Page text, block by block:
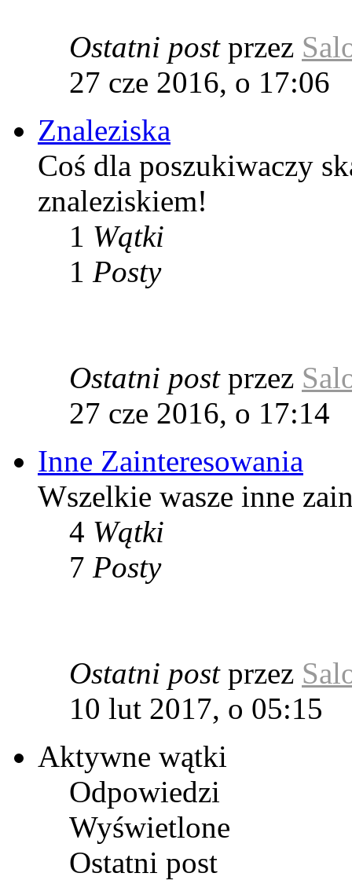
Ostatni postprzez
27 cze 2016, o 17:06
Znaleziska
Coś dla poszukiwaczy
znaleziskiem!
1 Wątki
1 Posty
Ostatni postprzez
27 cze 2016, o 17:14
Inne Zainteresowania
Wszelkie wasze inne
4 Wątki
7 Posty
Ostatni postprzez
10 lut 2017, o 05:15
Aktywne wątki
Odpowiedzi
Wyświetlone
Ostatni post